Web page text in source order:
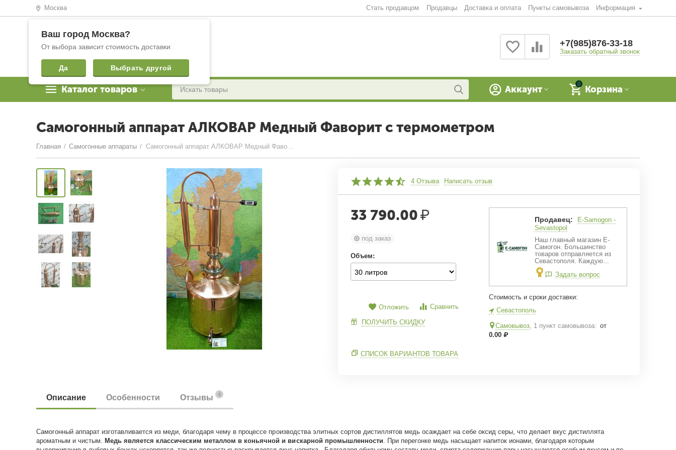
Москва
Ваш город Москва?
От выбора зависит стоимость доставки
Да Выбрать другой
Стать продавцом Продавцы Доставка и оплата Пункты самовывоза Информация
+7(985)876-33-18
Заказать обратный звонок
Каталог товаров
0
Корзина
Аккаунт
Самогонный аппарат АЛКОВАР Медный Фаворит с термометром
Главная / Самогонные аппараты / Самогонный аппарат АЛКОВАР Медный Фаворит с термометром
4 Отзыва Написать отзыв
33 790.00₽
под заказ
Объем:
Отложить Сравнить
ПОЛУЧИТЬ СКИДКУ
Продавец:
E-Samogon -
Sevastopol
Наш главный магазин Е-
Самогон. Большинство
товаров отправляется из
Севастополя. Каждую...
Задать вопрос
Стоимость и сроки доставки:
Севастополь
Самовывоз, 1 пункт самовывоза: от
0.00 ₽
СПИСОК ВАРИАНТОВ ТОВАРА
Описание Особенности Отзывы 4
Самогонный аппарат изготавливается из меди, благодаря чему в процессе производства элитных сортов дистиллятов медь осаждает на себе оксид серы, что делает вкус дистиллята
ароматным и чистым. Медь является классическим металлом в коньячной и вискарной промышленности. При перегонке медь насыщает напиток ионами, благодаря которым